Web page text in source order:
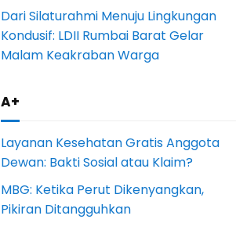
Dari Silaturahmi Menuju Lingkungan
Kondusif: LDII Rumbai Barat Gelar
Malam Keakraban Warga
A+
Layanan Kesehatan Gratis Anggota
Dewan: Bakti Sosial atau Klaim?
MBG: Ketika Perut Dikenyangkan,
Pikiran Ditangguhkan